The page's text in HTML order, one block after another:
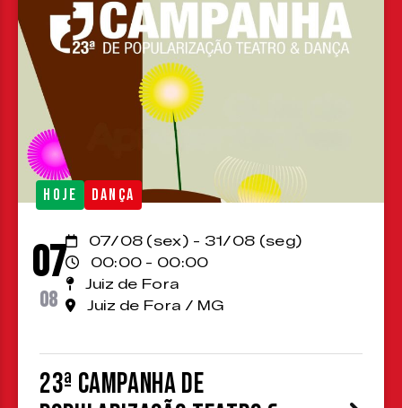
HOJE DANÇA
07
08
07/08 (sex) - 31/08 (seg)
00:00 - 00:00
Juiz de Fora
Juiz de Fora / MG
23ª Campanha de